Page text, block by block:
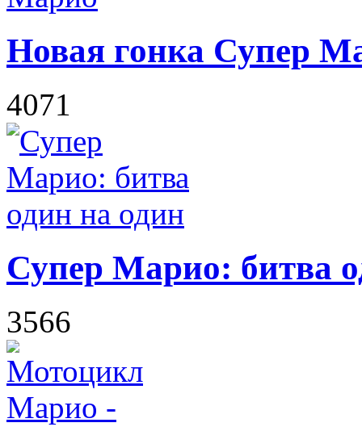
Новая гонка Супер
4071
Супер Марио: битва
3566